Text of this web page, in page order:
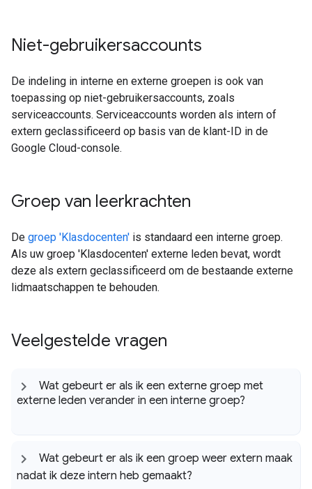
Niet-gebruikersaccounts
De indeling in interne en externe groepen is ook van
toepassing op niet-gebruikersaccounts, zoals
serviceaccounts. Serviceaccounts worden als intern of
extern geclassificeerd op basis van de klant-ID in de
Google Cloud-console.
Groep van leerkrachten
De groep 'Klasdocenten' is standaard een interne groep.
Als uw groep 'Klasdocenten' externe leden bevat, wordt
deze als extern geclassificeerd om de bestaande externe
lidmaatschappen te behouden.
Veelgestelde vragen
Wat gebeurt er als ik een externe groep met
externe leden verander in een interne groep?
Wat gebeurt er als ik een groep weer extern maak
nadat ik deze intern heb gemaakt?